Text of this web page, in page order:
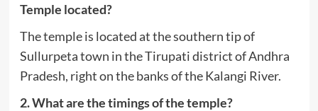
Temple located?
The temple is located at the southern tip of
Sullurpeta town in the Tirupati district of Andhra
Pradesh, right on the banks of the Kalangi River.
2. What are the timings of the temple?